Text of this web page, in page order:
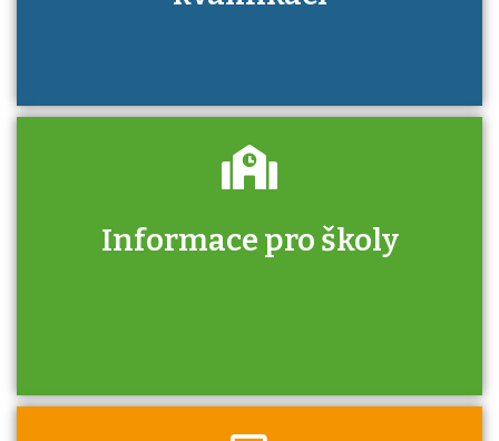
Informace pro školy
Zjistěte, jak se přihlásit ke zkoušce a kde